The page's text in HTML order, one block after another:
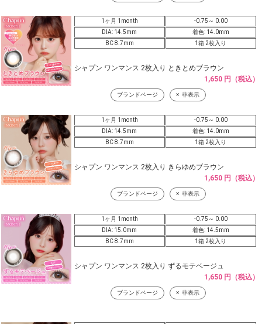
1ヶ月 1month
-0.75～ 0.00
DIA: 14.5mm
着色: 14.0mm
BC 8.7mm
1箱 2枚入り
シャプン ワンマンス 2枚入り ときとめブラウン
1,650 円（税込）
ブランドページ 非表示
1ヶ月 1month
-0.75～ 0.00
DIA: 14.5mm
着色: 14.0mm
BC 8.7mm
1箱 2枚入り
シャプン ワンマンス 2枚入り きらゆめブラウン
1,650 円（税込）
ブランドページ 非表示
1ヶ月 1month
-0.75～ 0.00
DIA: 15.0mm
着色: 14.5mm
BC 8.7mm
1箱 2枚入り
シャプン ワンマンス 2枚入り ずるモテベージュ
1,650 円（税込）
ブランドページ 非表示